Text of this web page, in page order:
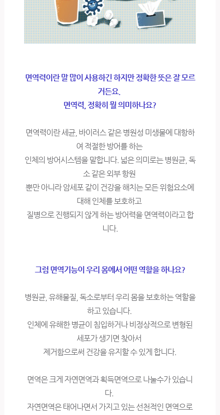
면역력이란 말 많이 사용하긴 하지만 정확한 뜻은 잘 모르
거든요.
면역력, 정확히 뭘 의미하나요?
면역력이란 세균, 바이러스 같은 병원성 미생물에 대항하
여 적절한 방어를 하는
인체의 방어시스템을 말합니다. 넓은 의미로는 병원균, 독
소 같은 외부 항원
뿐만 아니라 암세포 같이 건강을 해치는 모든 위험요소에
대해 인체를 보호하고
질병으로 진행되지 않게 하는 방어력을 면역력이라고 합
니다.
그럼 면역기능이 우리 몸에서 어떤 역할을 하나요?
병원균, 유해물질, 독소로부터 우리 몸을 보호하는 역할을
하고 있습니다.
인체에 유해한 병균이 침입하거나 비정상적으로 변형된
세포가 생기면 찾아서
제거함으로써 건강을 유지할 수 있게 합니다.
면역은 크게 자연면역과 획득면역으로 나눌수가 있습니
다.
자연면역은 태어나면서 가지고 있는 선천적인 면역으로